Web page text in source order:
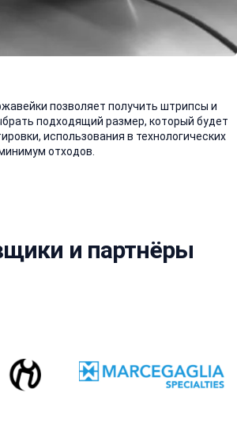
позволяет получить штрипсы и
подходящий размер, который будет
использования в технологических
отходов.
и партнёры